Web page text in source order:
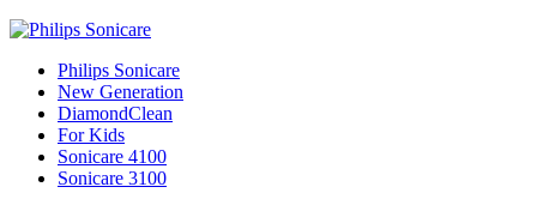
Philips Sonicare
New Generation
DiamondClean
For Kids
Sonicare 4100
Sonicare 3100